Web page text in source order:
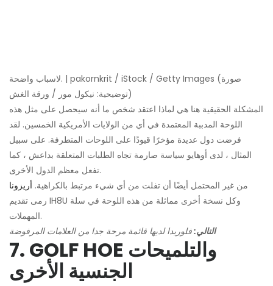
لاسباب واضحة. | pakornkrit / iStock / Getty Images (صورة
توضيحية: نيكول مور / ورقة الغش)
المشكلة الحقيقية هنا هي لماذا اعتقد شخص ما أنه سيحصل على مثل هذه
اللوحة المدببة المعتمدة في أي من الولايات الأمريكية الخمسين. لقد
فرضت دول عديدة مؤخرًا قيودًا على اللوحات المتطرفة. على سبيل
المثال ، لدى أوهايو سياسة صارمة تجاه الطلبات المتعلقة بداعش ، كما
تفعل معظم الدول الأخرى.
من غير المحتمل أيضًا أن تفلت من أي شيء مرتبط بالكراهية. أريزونا
رمى تقديم IH8U وكل نسخة أخرى مماثلة من هذه اللوحة في سلة
المهملات.
التالي:فلوريدا لديها قائمة مرحة جدا من العلامات المرفوضة
7. GOLF HOE والتلميحات
الجنسية الأخرى